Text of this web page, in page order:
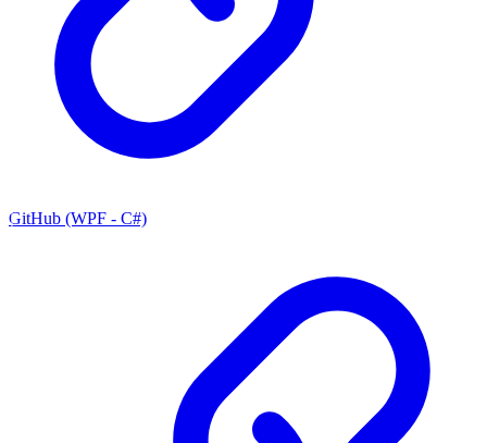
GitHub (WPF - C#)